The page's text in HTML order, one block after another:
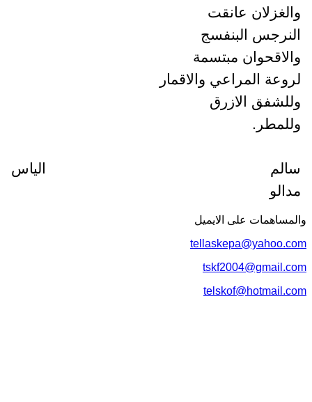
عانقت
البنفسج
مبتسمة
المراعي والاقمار
الازرق
الياس
علی الایمیل